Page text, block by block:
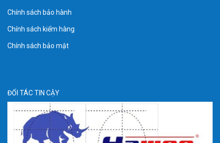
Chính sách bảo hành
Chính sách kiểm hàng
Chính sách bảo mật
ĐỐI TÁC TIN CẬY